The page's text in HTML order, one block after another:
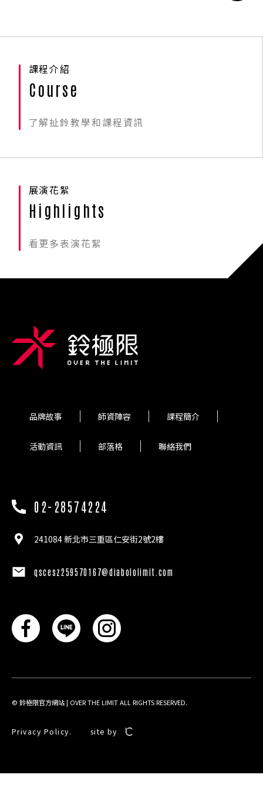
課程介紹
Course
了解扯鈴教學和課程資訊
展演花絮
Highlights
看更多表演花絮
品牌故事 師資陣容 課程簡介
活動資訊 部落格 聯絡我們
02-28574224
241084 新北市三重區仁安街2號2樓
qscesz259570167@diabololimit.com
© 鈴極限官方網站 | OVER THE LIMITALL RIGHTS RESERVED.
Privacy Policy. site by